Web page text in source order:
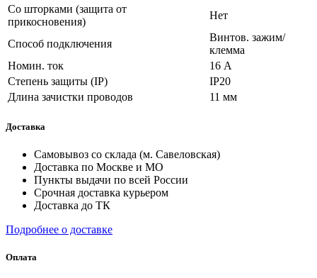
Со шторками (защита от
прикосновения)
Нет
Способ подключения
Винтов. зажим/
клемма
Номин. ток
16 А
Степень защиты (IP)
IP20
Длина зачистки проводов
11 мм
Доставка
Самовывоз со склада (м. Савеловская)
Доставка по Москве и МО
Пункты выдачи по всей России
Срочная доставка курьером
Доставка до ТК
Подробнее о доставке
Оплата